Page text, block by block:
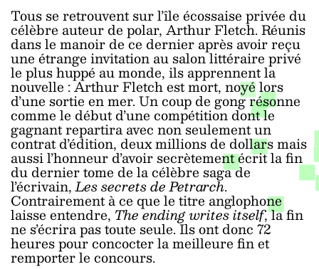
Tous se retrouvent sur l’île écossaise privée du
célèbre auteur de polar, Arthur Fletch. Réunis
dans le manoir de ce dernier après avoir reçu
une étrange invitation au salon littéraire privé
le plus huppé au monde, ils apprennent la
nouvelle : Arthur Fletch est mort, noyé lors
d’une sortie en mer. Un coup de gong résonne
comme le début d’une compétition dont le
gagnant repartira avec non seulement un
contrat d’édition, deux millions de dollars mais
aussi l’honneur d’avoir secrètement écrit la fin
du dernier tome de la célèbre saga de
l’écrivain,Les secrets de Petrarch.
Contrairement à ce que le titre anglophone
laisse entendre, The ending writes itself, la fin
ne s’écrira pas toute seule. Ils ont donc 72
heures pour concocter la meilleure fin et
remporter le concours.